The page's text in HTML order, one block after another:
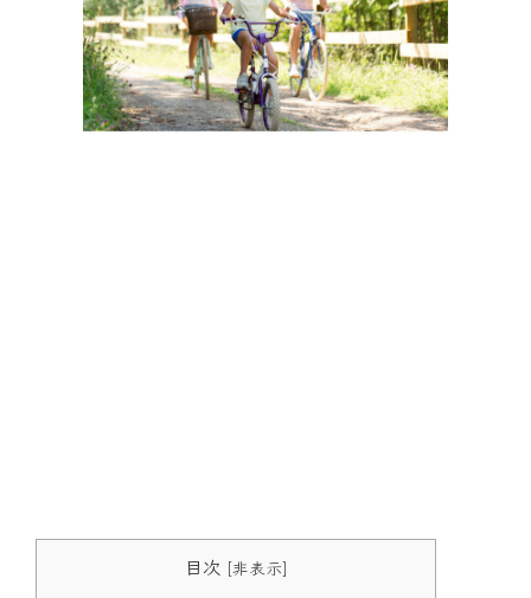
目次 [非表示]